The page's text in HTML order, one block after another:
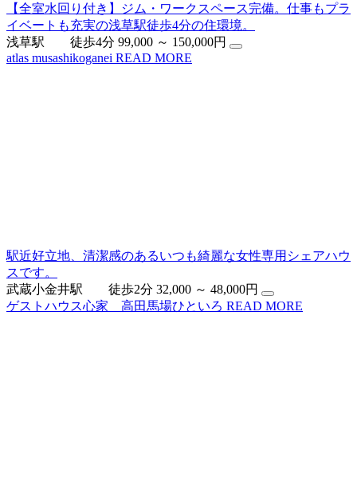
【全室水回り付き】ジム・ワークスペース完備。仕事もプラ
イベートも充実の浅草駅徒歩4分の住環境。
浅草駅 徒歩4分 99,000 ～ 150,000円
atlas musashikoganei READ MORE
駅近好立地、清潔感のあるいつも綺麗な女性専用シェアハウ
スです。
武蔵小金井駅 徒歩2分 32,000 ～ 48,000円
ゲストハウス心家 高田馬場ひといろ READ MORE